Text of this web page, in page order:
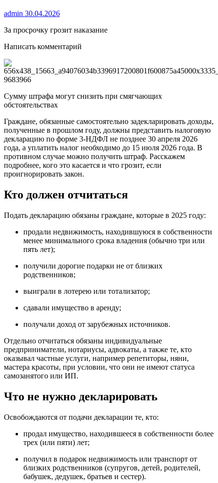
admin 30.04.2026
За просрочку грозит наказание
Написать комментарий
Сумму штрафа могут снизить при смягчающих
обстоятельствах
Граждане, обязанные самостоятельно задекларировать доходы,
полученные в прошлом году, должны представить налоговую
декларацию по форме 3-НДФЛ не позднее 30 апреля 2026
года, а уплатить налог необходимо до 15 июля 2026 года. В
противном случае можно получить штраф. Расскажем
подробнее, кого это касается и что грозит, если
проигнорировать закон.
Кто должен отчитаться
Подать декларацию обязаны граждане, которые в 2025 году:
продали недвижимость, находившуюся в собственности
менее минимального срока владения (обычно три или
пять лет);
получили дорогие подарки не от близких
родственников;
выиграли в лотерею или тотализатор;
сдавали имущество в аренду;
получали доход от зарубежных источников.
Отдельно отчитаться обязаны индивидуальные
предприниматели, нотариусы, адвокаты, а также те, кто
оказывал частные услуги, например репетиторы, няни,
мастера красоты, при условии, что они не имеют статуса
самозанятого или ИП.
Что не нужно декларировать
Освобождаются от подачи декларации те, кто:
продал имущество, находившееся в собственности более
трех (или пяти) лет;
получил в подарок недвижимость или транспорт от
близких родственников (супругов, детей, родителей,
бабушек, дедушек, братьев и сестер).